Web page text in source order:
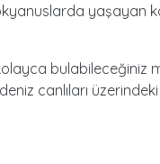
yaşayan
bulabileceğiniz
canlıları